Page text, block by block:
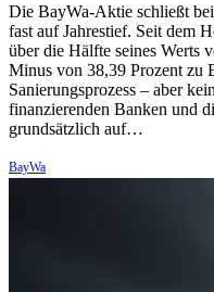
Die BayWa-Aktie schließt
fast auf Jahrestief. Seit dem
über die Hälfte seines Werts
Minus von 38,39 Prozent zu
Sanierungsprozess – aber
finanzierenden Banken und
grundsätzlich auf…
BayWa